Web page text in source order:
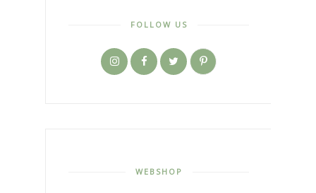
FOLLOW US
WEBSHOP